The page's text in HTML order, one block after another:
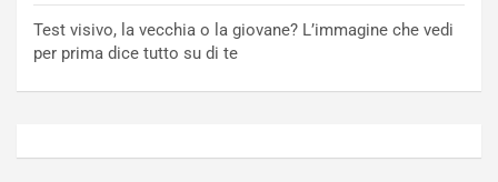
Test visivo, la vecchia o la giovane? L’immagine che vedi
per prima dice tutto su di te